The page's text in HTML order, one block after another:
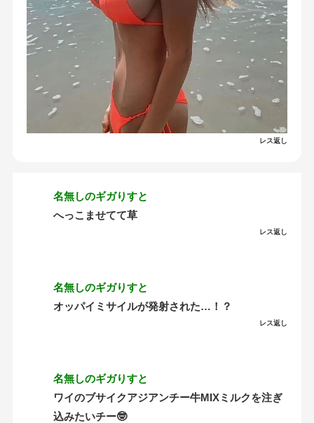
レス返し
名無しのギガりすと
へっこませてて草
レス返し
名無しのギガりすと
オッパイミサイルが発射された…！？
レス返し
名無しのギガりすと
ワイのブサイクアジアンチー牛MIXミルクを注ぎ
込みたいチー🤓